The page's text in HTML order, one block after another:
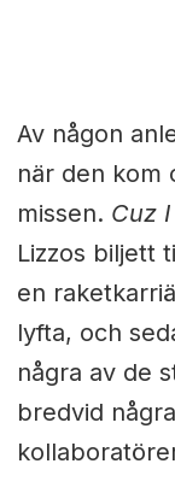
Av någon
när den kom
missen. Cuz
Lizzos biljett
en
lyfta, och
några av de
bredvid